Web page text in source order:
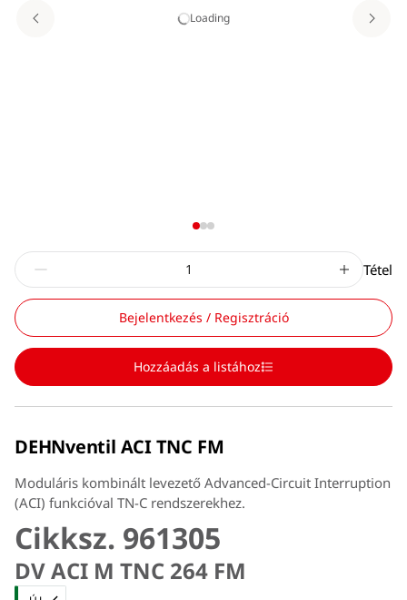
Loading
Tétel
Bejelentkezés / Regisztráció
Hozzáadás a listához
DEHNventil ACI TNC FM
Moduláris kombinált levezető Advanced-Circuit Interruption
(ACI) funkcióval TN-C rendszerekhez.
Cikksz. 961305
DV ACI M TNC 264 FM